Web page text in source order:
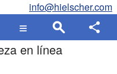
info@hielscher.com
en línea